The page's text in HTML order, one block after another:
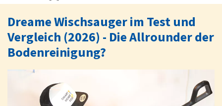
Dreame Wischsauger im Test und
Vergleich (2026) - Die Allrounder der
Bodenreinigung?